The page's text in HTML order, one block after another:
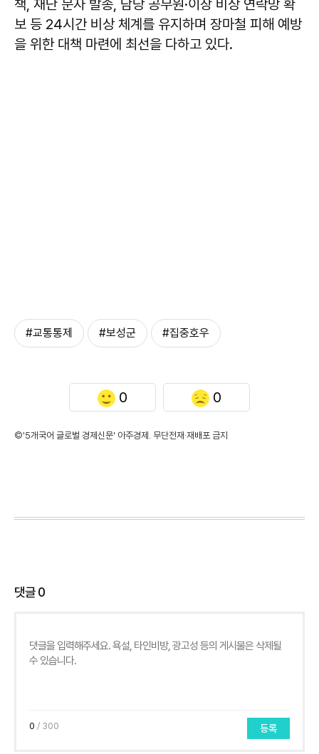
책, 재난 문자 발송, 담당 공무원·이장 비상 연락망 확
보 등 24시간 비상 체계를 유지하며 장마철 피해 예방
을 위한 대책 마련에 최선을 다하고 있다.
#교통통제 #보성군 #집중호우
0 0
©'5개국어 글로벌 경제신문' 아주경제. 무단전재·재배포 금지
댓글0
0 / 300 등록